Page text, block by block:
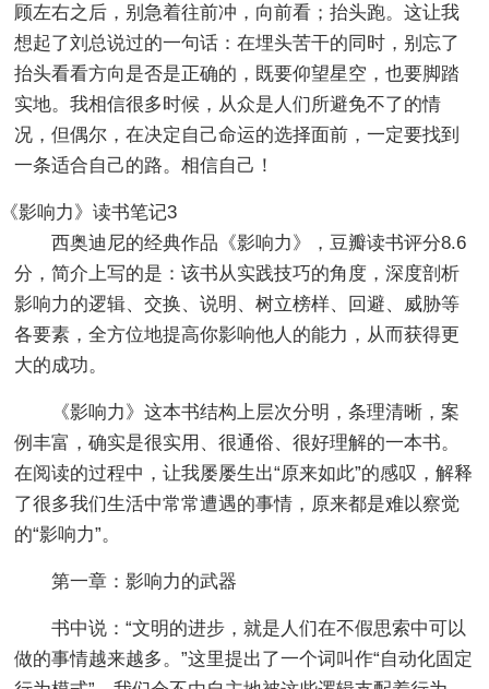
顾左右之后，别急着往前冲，向前看；抬头跑。这让我
想起了刘总说过的一句话：在埋头苦干的同时，别忘了
抬头看看方向是否是正确的，既要仰望星空，也要脚踏
实地。我相信很多时候，从众是人们所避免不了的情
况，但偶尔，在决定自己命运的选择面前，一定要找到
一条适合自己的路。相信自己！
《影响力》读书笔记3
西奥迪尼的经典作品《影响力》，豆瓣读书评分8.6
分，简介上写的是：该书从实践技巧的角度，深度剖析
影响力的逻辑、交换、说明、树立榜样、回避、威胁等
各要素，全方位地提高你影响他人的能力，从而获得更
大的成功。
《影响力》这本书结构上层次分明，条理清晰，案
例丰富，确实是很实用、很通俗、很好理解的一本书。
在阅读的过程中，让我屡屡生出“原来如此”的感叹，解释
了很多我们生活中常常遭遇的事情，原来都是难以察觉
的“影响力”。
第一章：影响力的武器
书中说：“文明的进步，就是人们在不假思索中可以
做的事情越来越多。”这里提出了一个词叫作“自动化固定